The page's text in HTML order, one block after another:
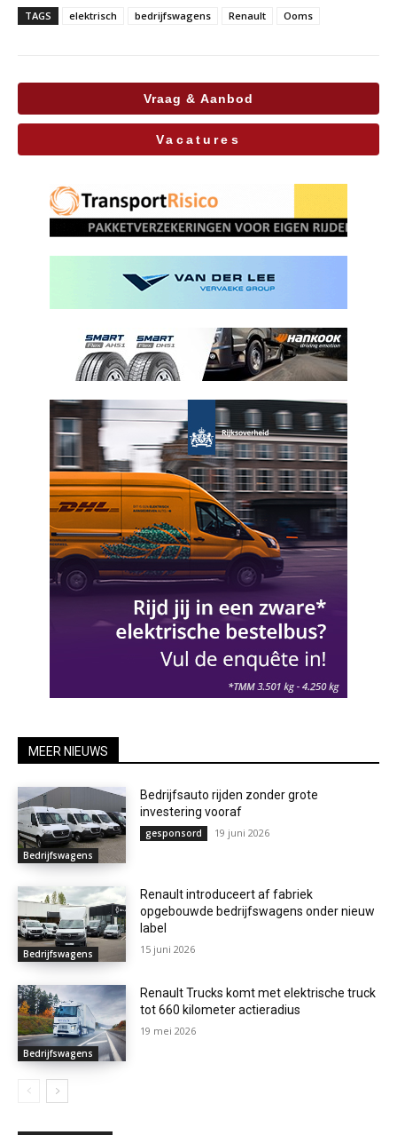
TAGS elektrisch bedrijfswagens Renault Ooms
Vraag & Aanbod
Vacatures
MEER NIEUWS
Bedrijfswagens
Bedrijfsauto rijden zonder grote
investering vooraf
gesponsord 19 juni 2026
Bedrijfswagens
Renault introduceert af fabriek
opgebouwde bedrijfswagens onder nieuw
label
15 juni 2026
Bedrijfswagens
Renault Trucks komt met elektrische truck
tot 660 kilometer actieradius
19 mei 2026